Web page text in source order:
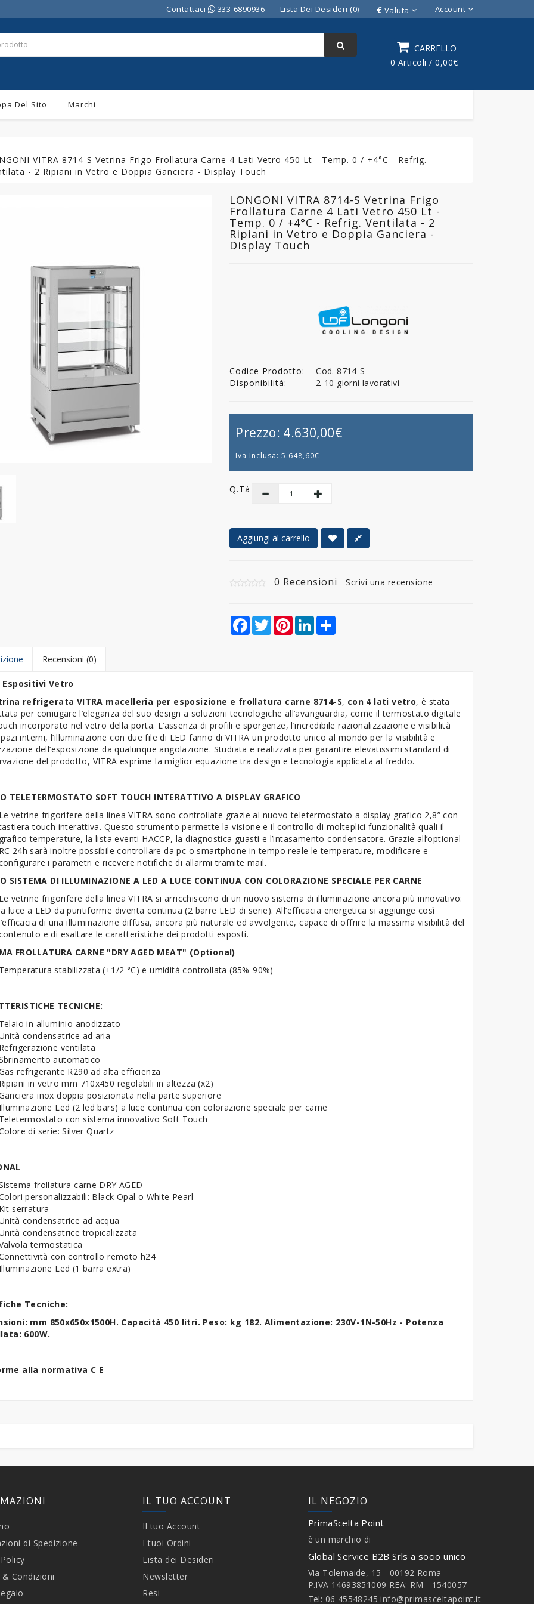
Contattaci 333-6890936 Lista Dei Desideri (0) € Valuta Account
CARRELLO
0 Articoli / 0,00€
Del Sito Marchi
VITRA 8714-S Vetrina Frigo Frollatura Carne 4 Lati Vetro 450 Lt - Temp. 0 / +4°C - Refrig.
- 2 Ripiani in Vetro e Doppia Ganciera - Display Touch
LONGONI VITRA 8714-S Vetrina Frigo
Frollatura Carne 4 Lati Vetro 450 Lt -
Temp. 0 / +4°C - Refrig. Ventilata - 2
Ripiani in Vetro e Doppia Ganciera -
Display Touch
Codice Prodotto:
Cod. 8714-S
Disponibilità:
2-10 giorni lavorativi
Prezzo: 4.630,00€
Iva Inclusa:5.648,60€
Q.tà
Aggiungi al carrello
0 Recensioni Scrivi una recensione
Facebook
TwitterPinterestLinkedIn
Recensioni (0)
Espositivi Vetro
refrigerata VITRA macelleria per esposizione e frollatura carne 8714-S, con 4 lati vetro, è stata
per coniugare l’eleganza del suo design a soluzioni tecnologiche all’avanguardia, come il termostato digitale
incorporato nel vetro della porta. L’assenza di profili e sporgenze, l’incredibile razionalizzazione e visibilità
interni, l’illuminazione con due file di LED fanno di VITRA un prodotto unico al mondo per la visibilità e
dell’esposizione da qualunque angolazione. Studiata e realizzata per garantire elevatissimi standard di
del prodotto, VITRA esprime la miglior equazione tra design e tecnologia applicata al freddo.
TELETERMOSTATO SOFT TOUCH INTERATTIVO A DISPLAY GRAFICO
Le vetrine frigorifere della linea VITRA sono controllate grazie al nuovo teletermostato a display grafico 2,8” con
touch interattiva. Questo strumento permette la visione e il controllo di molteplici funzionalità quali il
grafico temperature, la lista eventi HACCP, la diagnostica guasti e l’intasamento condensatore. Grazie all’optional
RC 24h sarà inoltre possibile controllare da pc o smartphone in tempo reale le temperature, modificare e
i parametri e ricevere notifiche di allarmi tramite mail.
SISTEMA DI ILLUMINAZIONE A LED A LUCE CONTINUA CON COLORAZIONE SPECIALE PER CARNE
Le vetrine frigorifere della linea VITRA si arricchiscono di un nuovo sistema di illuminazione ancora più innovativo:
luce a LED da puntiforme diventa continua (2 barre LED di serie). All’efficacia energetica si aggiunge così
di una illuminazione diffusa, ancora più naturale ed avvolgente, capace di offrire la massima visibilità del
e di esaltare le caratteristiche dei prodotti esposti.
FROLLATURA CARNE "DRY AGED MEAT" (Optional)
Temperatura stabilizzata (+1/2 °C) e umidità controllata (85%-90%)
TECNICHE:
Telaio in alluminio anodizzato
condensatrice ad aria
Refrigerazione ventilata
automatico
refrigerante R290 ad alta efficienza
Ripiani in vetro mm 710x450 regolabili in altezza (x2)
inox doppia posizionata nella parte superiore
Illuminazione Led (2 led bars) a luce continua con colorazione speciale per carne
Teletermostato con sistema innovativo Soft Touch
di serie: Silver Quartz
frollatura carne DRY AGED
personalizzabili: Black Opal o White Pearl
Kit serratura
condensatrice ad acqua
condensatrice tropicalizzata
termostatica
con controllo remoto h24
Illuminazione Led (1 barra extra)
Tecniche:
mm 850x650x1500H. Capacità 450 litri. Peso: kg 182. Alimentazione: 230V-1N-50Hz - Potenza
600W.
alla normativa C E
di Spedizione
& Condizioni
IL TUO ACCOUNT
Il tuo Account
I tuoi Ordini
Lista dei Desideri
Newsletter
Resi
IL NEGOZIO
PrimaScelta Point
è un marchio di
Global Service B2B Srls a socio unico
Via Tolemaide, 15 - 00192 Roma
P.IVA 14693851009 REA: RM - 1540057
Tel: 06 45548245info@primasceltapoint.it